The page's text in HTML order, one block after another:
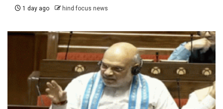
1 day ago hind focus news